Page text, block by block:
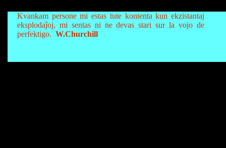
Kvankam persone mi estas tute kontenta kun ekzistantaj
eksplodaĵoj, mi sentas ni ne devas stari sur la vojo de
perfektigo. W.Churchill